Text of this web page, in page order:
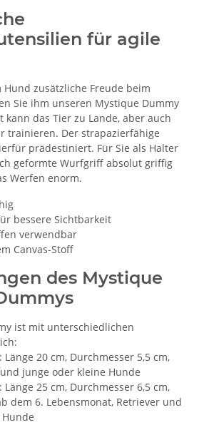
für agile
Hund zusätzliche Freude beim
Sie ihm unseren Mystique Dummy
kann das Tier zu Lande, aber auch
trainieren. Der strapazierfähige
prädestiniert. Für Sie als Halter
geformte Wurfgriff absolut griffig
Werfen enorm.
bessere Sichtbarkeit
verwendbar
Canvas-Stoff
des Mystique
ist mit unterschiedlichen
Länge 20 cm, Durchmesser 5,5 cm,
junge oder kleine Hunde
Länge 25 cm, Durchmesser 6,5 cm,
dem 6. Lebensmonat, Retriever und